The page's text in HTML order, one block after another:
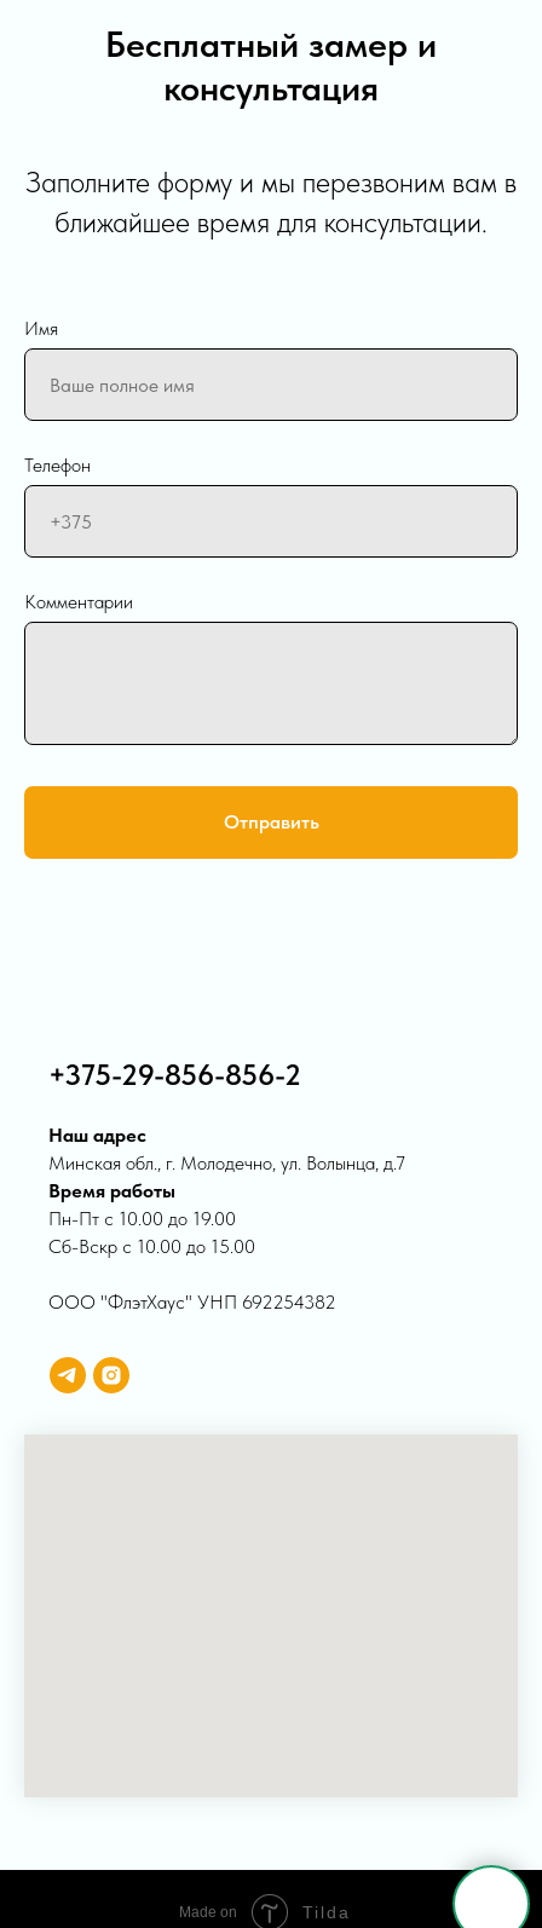
Бесплатный замер и
консультация
Заполните форму и мы перезвоним вам в
ближайшее время для консультации.
Имя
Телефон
Комментарии
Отправить
+375-29-856-856-2
Наш адрес
Минская обл., г. Молодечно, ул. Волынца, д.7
Время работы
Пн-Пт с 10.00 до 19.00
Сб-Вскр с 10.00 до 15.00
ООО "ФлэтХаус" УНП 692254382
Made on Tilda